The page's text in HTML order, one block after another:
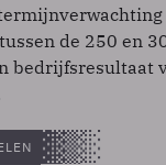
de 250 en
bedrijfsresultaat